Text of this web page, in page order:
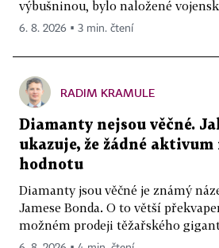
výbušninou, bylo naložené
6. 8. 2026 ▪ 3 min. čtení
RADIM KRAMULE
Diamanty nejsou věčné.
ukazuje, že žádné
hodnotu
Diamanty jsou věčné je známý
Jamese Bonda. O to větší
možném prodeji těžařského